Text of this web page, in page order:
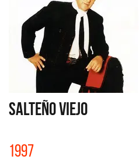
SALTEÑO VIEJO
1997